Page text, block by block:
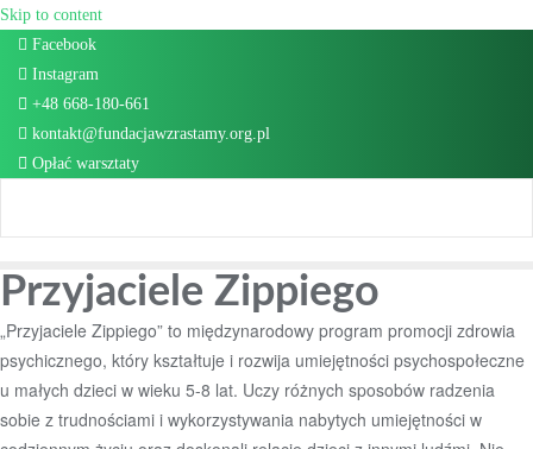
Skip to content
Facebook
Instagram
+48 668-180-661
kontakt@fundacjawzrastamy.org.pl
Opłać warsztaty
Przyjaciele Zippiego
„Przyjaciele Zippiego” to międzynarodowy program promocji zdrowia
psychicznego, który kształtuje i rozwija umiejętności psychospołeczne
u małych dzieci w wieku 5-8 lat. Uczy różnych sposobów radzenia
sobie z trudnościami i wykorzystywania nabytych umiejętności w